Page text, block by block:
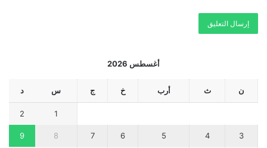
أغسطس 2026
ن ث أرب خ ج س د
1
2
3
4
5
6
7
8
9